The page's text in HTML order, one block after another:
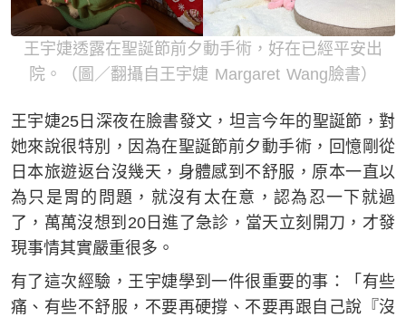
王宇婕透露在聖誕節前夕動手術，好在已經平安出
院。（圖／翻攝自王宇婕 Margaret Wang臉書）
王宇婕25日深夜在臉書發文，坦言今年的聖誕節，對
她來說很特別，因為在聖誕節前夕動手術，回憶剛從
日本旅遊返台沒幾天，身體感到不舒服，原本一直以
為只是胃的問題，就沒有太在意，認為忍一下就過
了，萬萬沒想到20日進了急診，當天立刻開刀，才發
現事情其實嚴重很多。
有了這次經驗，王宇婕學到一件很重要的事：「有些
痛、有些不舒服，不要再硬撐、不要再跟自己說『沒